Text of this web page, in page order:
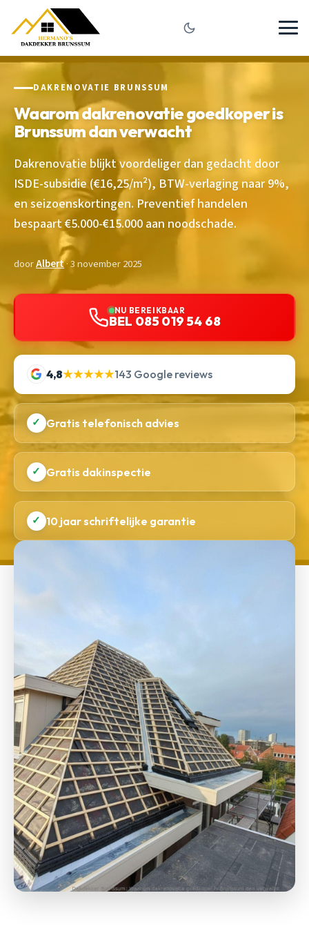
DAKRENOVATIE BRUNSSUM
Waarom dakrenovatie goedkoper is
Brunssum dan verwacht
Dakrenovatie blijkt voordeliger dan gedacht door
ISDE-subsidie (€16,25/m²), BTW-verlaging naar 9%,
en seizoenskortingen. Preventief handelen
bespaart €5.000-€15.000 aan noodschade.
doorAlbert· 3 november 2025
NU BEREIKBAAR
BEL 085 019 54 68
4,8★★★★★143 Google reviews
✓ Gratis telefonisch advies
✓ Gratis dakinspectie
✓ 10 jaar schriftelijke garantie